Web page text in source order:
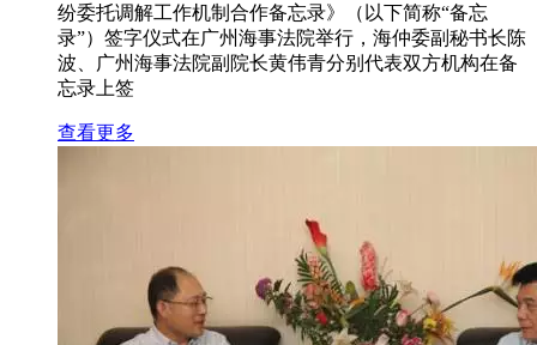
纷委托调解工作机制合作备忘录》（以下简称“备忘
录”）签字仪式在广州海事法院举行，海仲委副秘书长陈
波、广州海事法院副院长黄伟青分别代表双方机构在备
忘录上签
查看更多